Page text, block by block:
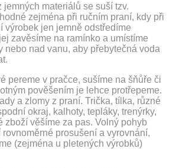
jemných materiálů se suší tzv.
zejména při ručním praní, kdy při
výrobek jen jemně odstředíme
zavěsíme na ramínko a umístíme
nebo nad vanu, aby přebytečná voda
pereme v pračce, sušíme na šňůře či
pověšením je lehce protřepeme.
a zlomy z praní. Trička, tílka, různé
okraj, kalhoty, tepláky, trenýrky,
zboží věšíme za pas. Volný pohyb
prosušení a vyrovnání,
(zejména u pletených výrobků)